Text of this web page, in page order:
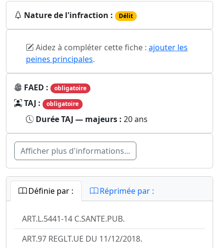
Nature de l'infraction : Délit
Aidez à compléter cette fiche : ajouter les
peines principales.
FAED : obligatoire
TAJ : obligatoire
Durée TAJ — majeurs : 20 ans
Afficher plus d'informations...
Définie par : Réprimée par :
ART.L.5441-14 C.SANTE.PUB.
ART.97 REGLT.UE DU 11/12/2018.